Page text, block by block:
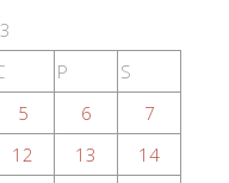
P
S
5 6
7
12 13
14